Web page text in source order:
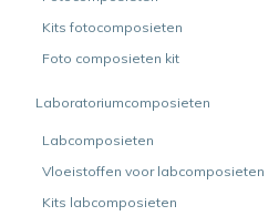
Kits fotocomposieten
Foto composieten kit
Laboratoriumcomposieten
Labcomposieten
Vloeistoffen voor labcomposieten
Kits labcomposieten